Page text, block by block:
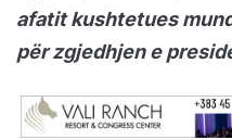
afatit kushtetues
për zgjedhjen e